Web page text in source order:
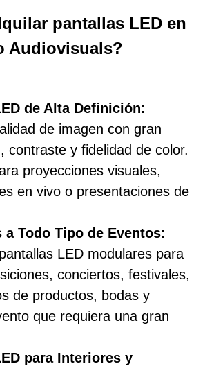
pantallas LED en
Audiovisuals?
de Alta Definición:
de imagen con gran
contraste y fidelidad de color.
proyecciones visuales,
en vivo o presentaciones de
a Todo Tipo de Eventos:
LED modulares para
conciertos, festivales,
de productos, bodas y
que requiera una gran
para Interiores y